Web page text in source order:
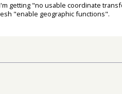
getting "no usable coordinate
"enable geographic functions".